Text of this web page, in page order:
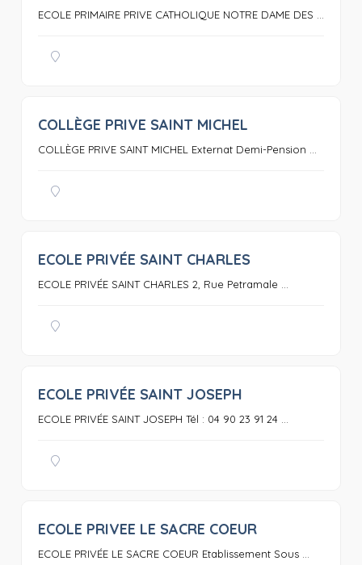
ECOLE PRIMAIRE PRIVE CATHOLIQUE NOTRE DAME DES ...
COLLÈGE PRIVE SAINT MICHEL
COLLÈGE PRIVE SAINT MICHEL Externat Demi-Pension ...
ECOLE PRIVÉE SAINT CHARLES
ECOLE PRIVÉE SAINT CHARLES 2, Rue Petramale ...
ECOLE PRIVÉE SAINT JOSEPH
ECOLE PRIVÉE SAINT JOSEPH Tél : 04 90 23 91 24 ...
ECOLE PRIVEE LE SACRE COEUR
ECOLE PRIVÉE LE SACRE COEUR Etablissement Sous ...